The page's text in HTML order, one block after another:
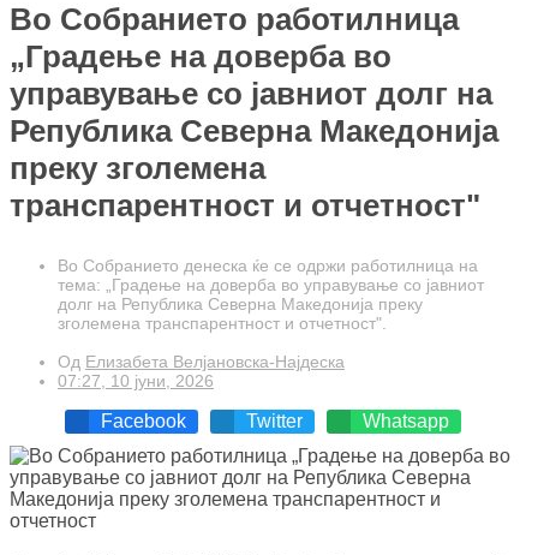
Во Собранието работилница
„Градење на доверба во
управување со јавниот долг на
Република Северна Македонија
преку зголемена
транспарентност и отчетност"
Во Собранието денеска ќе се одржи работилница на
тема: „Градење на доверба во управување со јавниот
долг на Република Северна Македонија преку
зголемена транспарентност и отчетност".
Од Елизабета Велјановска-Најдеска
07:27, 10 јуни, 2026
Facebook Twitter Whatsapp